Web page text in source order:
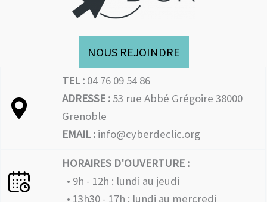
NOUS REJOINDRE
TEL : 04 76 09 54 86
ADRESSE : 53 rue Abbé Grégoire 38000
Grenoble
EMAIL : info@cyberdeclic.org
HORAIRES D'OUVERTURE :
• 9h - 12h : lundi au jeudi
• 13h30 - 17h : lundi au mercredi